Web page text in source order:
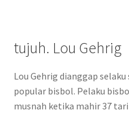
tujuh. Lou Gehrig
Lou Gehrig dianggap
popular bisbol. Pelaku
musnah ketika mahir 37